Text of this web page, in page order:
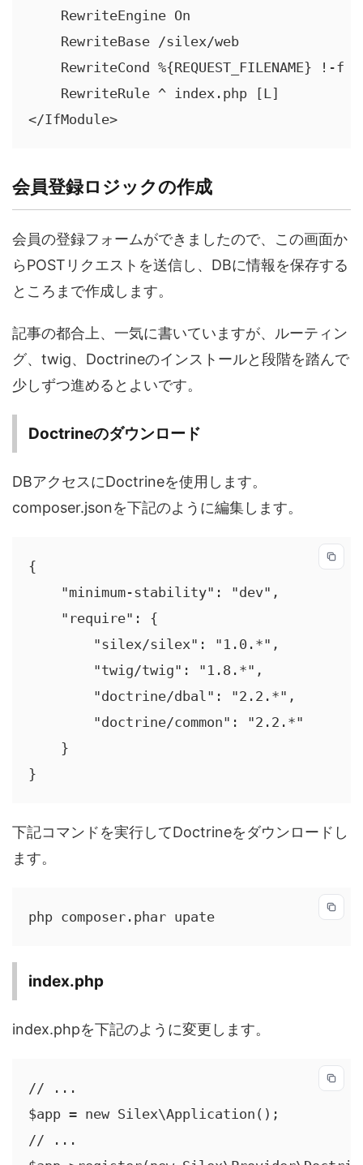
    RewriteEngine On
    RewriteBase /silex/web
    RewriteCond %{REQUEST_FILENAME} !-f
    RewriteRule ^ index.php [L]
</IfModule>
会員登録ロジックの作成
会員の登録フォームができましたので、この画面か
らPOSTリクエストを送信し、DBに情報を保存する
ところまで作成します。
記事の都合上、一気に書いていますが、ルーティン
グ、twig、Doctrineのインストールと段階を踏んで
少しずつ進めるとよいです。
Doctrineのダウンロード
DBアクセスにDoctrineを使用します。
composer.jsonを下記のように編集します。
{
    "minimum-stability": "dev",
    "require": {
        "silex/silex": "1.0.*",
        "twig/twig": "1.8.*",
        "doctrine/dbal": "2.2.*",
        "doctrine/common": "2.2.*"
    }
}
下記コマンドを実行してDoctrineをダウンロードし
ます。
php composer.phar upate
index.php
index.phpを下記のように変更します。
// ...
$app = new Silex\Application();
// ...